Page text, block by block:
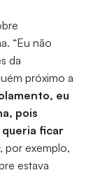
“Eu não
da
próximo a
eu
pois
queria ficar
, por exemplo,
estava